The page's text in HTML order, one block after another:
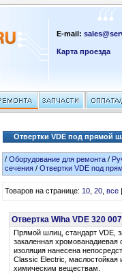
E-mail:
Карта проезда
Отвертки VDE под прямой
/Оборудование для ремонта /
сечения /Отвертки VDE под
Товаров на странице:10,20,все
Отвертка Wiha VDE 320
Прямой шлиц, стандарт VDE,
закаленная хромованадиевая
изоляция нанесена
Classic Electric, маслостойкая
химическим веществам.